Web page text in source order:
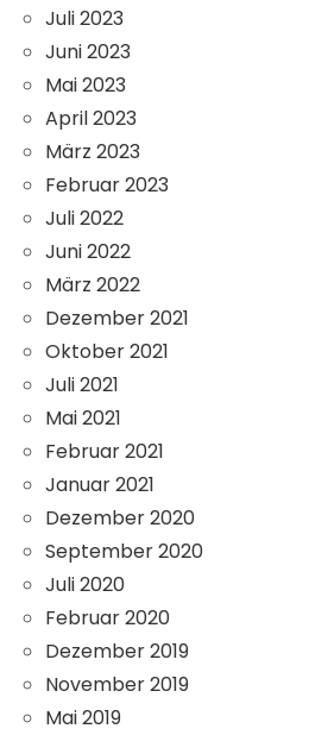
Juli 2023
Juni 2023
Mai 2023
April 2023
März 2023
Februar 2023
Juli 2022
Juni 2022
März 2022
Dezember 2021
Oktober 2021
Juli 2021
Mai 2021
Februar 2021
Januar 2021
Dezember 2020
September 2020
Juli 2020
Februar 2020
Dezember 2019
November 2019
Mai 2019